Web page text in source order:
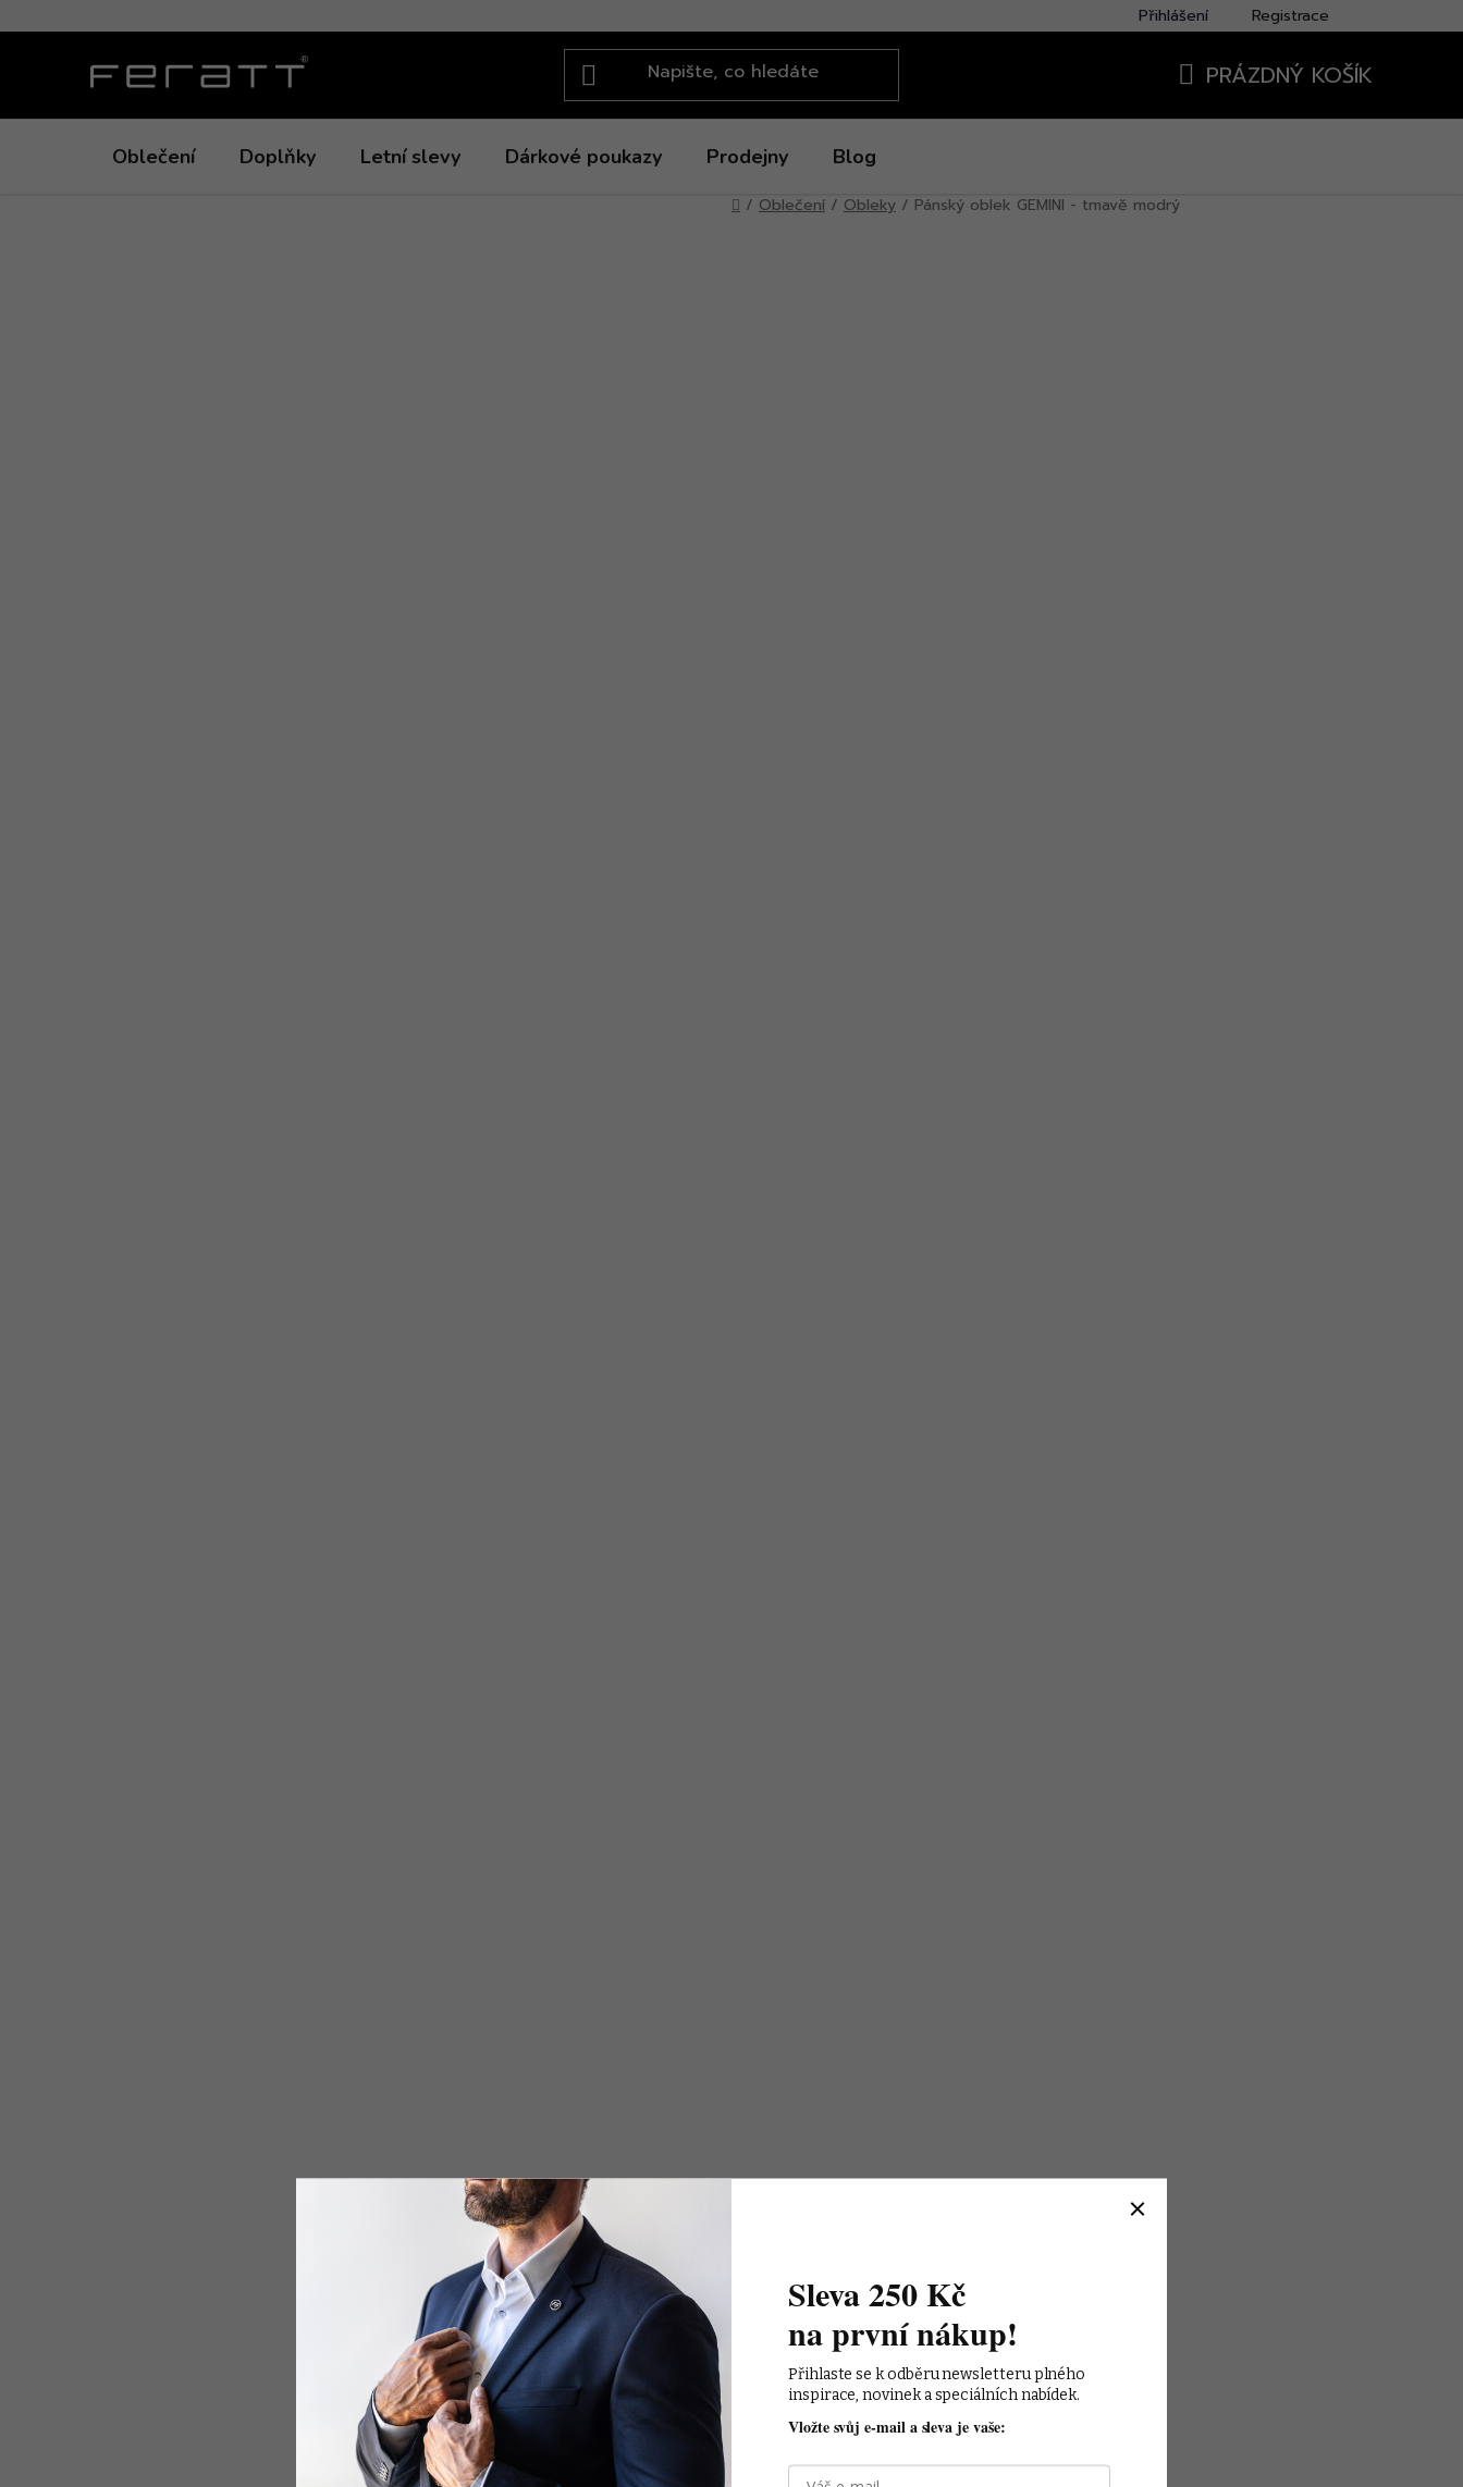
na
Přihlášení Registrace
PRÁZDNÝ KOŠÍK
Oblečení Doplňky Letní slevy Dárkové poukazy Prodejny Blog
Domů
/ Oblečení / Obleky / Pánský oblek GEMINI - tmavě modrý
Sleva 250 Kč
na první nákup!
Přihlaste se k odběru newsletteru plného
inspirace, novinek a speciálních nabídek.
Vložte svůj e-mail a sleva je vaše: